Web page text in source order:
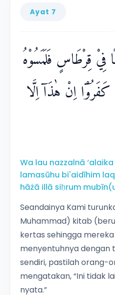
Ayat 7
فِيْ قِرْطَاسٍ فَلَمَسُوْهُ
كَفَرُوْٓا اِنْ هٰذَآ اِلَّا
Wa lau nazzalnā
lamasūhu bi'aidīhim
hāżā illā siḥrum
Seandainya Kami
Muhammad) kitab
kertas sehingga
menyentuhnya dengan
sendiri, pastilah orang-
mengatakan, “Ini tidak
nyata.”